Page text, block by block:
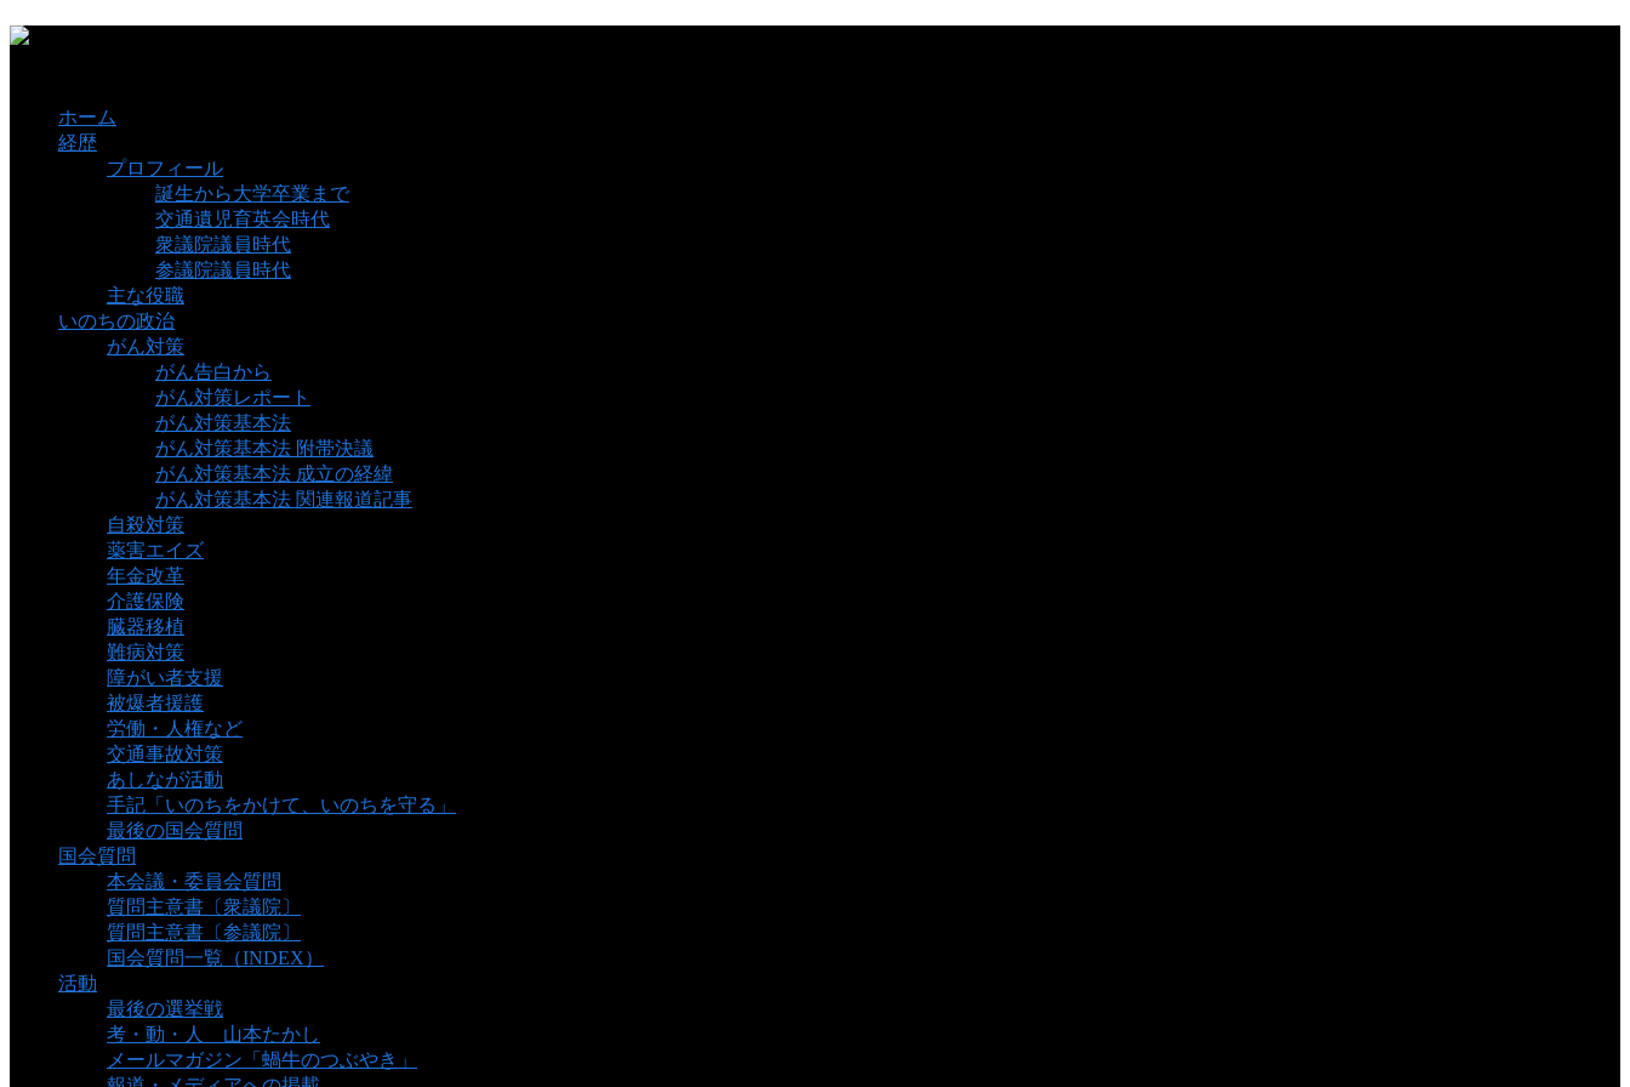
ホーム
経歴
プロフィール
誕生から大学卒業まで
交通遺児育英会時代
衆議院議員時代
参議院議員時代
主な役職
いのちの政治
がん対策
がん告白から
がん対策レポート
がん対策基本法
がん対策基本法 附帯決議
がん対策基本法 成立の経緯
がん対策基本法 関連報道記事
自殺対策
薬害エイズ
年金改革
介護保険
臓器移植
難病対策
障がい者支援
被爆者援護
労働・人権など
交通事故対策
あしなが活動
手記「いのちをかけて、いのちを守る」
最後の国会質問
国会質問
本会議・委員会質問
質問主意書〔衆議院〕
質問主意書〔参議院〕
国会質問一覧（INDEX）
活動
最後の選挙戦
考・動・人 山本たかし
メールマガジン「蝸牛のつぶやき」